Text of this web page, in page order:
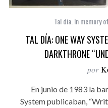
Tal día. In memory
TAL DÍA: ONE WAY
DARKTHRONE
por
En junio de 1983 la
System publicaban,